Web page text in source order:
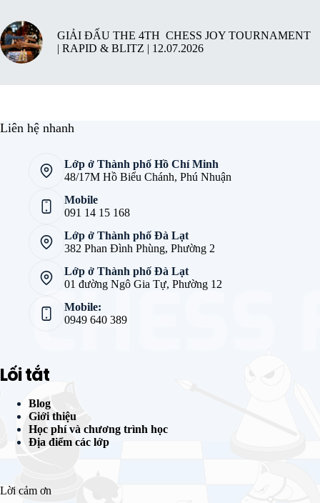
GIẢI ĐẤU THE 4TH CHESS JOY TOURNAMENT
| RAPID & BLITZ | 12.07.2026
Liên hệ nhanh
Lớp ở Thành phố Hồ Chí Minh
48/17M Hồ Biểu Chánh, Phú Nhuận
Mobile
091 14 15 168
Lớp ở Thành phố Đà Lạt
382 Phan Đình Phùng, Phường 2
Lớp ở Thành phố Đà Lạt
01 đường Ngô Gia Tự, Phường 12
Mobile:
0949 640 389
Lối tắt
Blog
Giới thiệu
Học phí và chương trình học
Địa điểm các lớp
Lời cảm ơn